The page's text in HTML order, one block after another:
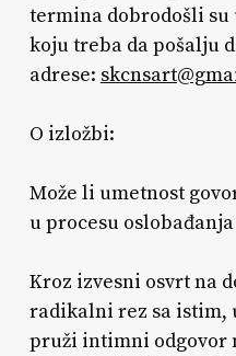
termina dobrodošli
koju treba da pošalju
adrese:
O izložbi:
Može li umetnost
u procesu
Kroz izvesni osvrt na
radikalni rez sa istim,
pruži intimni odgovor